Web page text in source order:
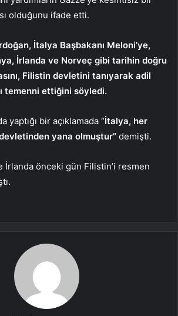
olduğunu ifade etti.
İtalya Başbakanı Meloni’ye,
İrlanda ve Norveç gibi tarihin doğru
Filistin devletini tanıyarak adil
temenni ettiğini söyledi.
yaptığı bir açıklamada “İtalya, her
yana olmuştur” demişti.
İrlanda önceki gün Filistin’i resmen